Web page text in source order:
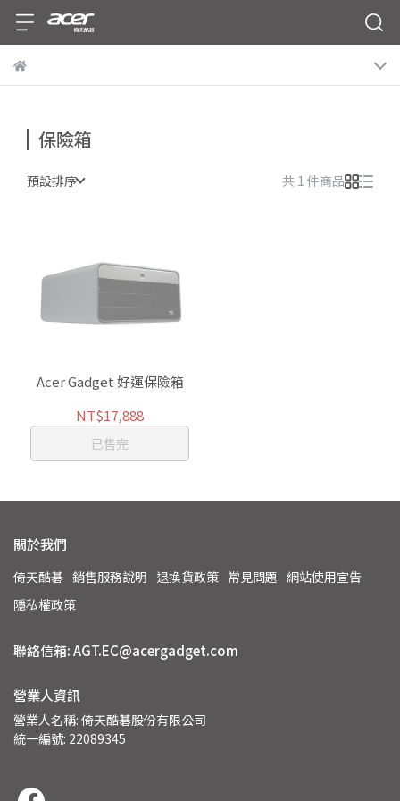
保險箱
預設排序 共 1 件商品
Acer Gadget 好運保險箱
NT$17,888
已售完
關於我們
倚天酷碁 銷售服務說明 退換貨政策 常見問題 網站使用宣告
隱私權政策
聯絡信箱: AGT.EC@acergadget.com
營業人資訊
營業人名稱: 倚天酷碁股份有限公司
統一編號: 22089345